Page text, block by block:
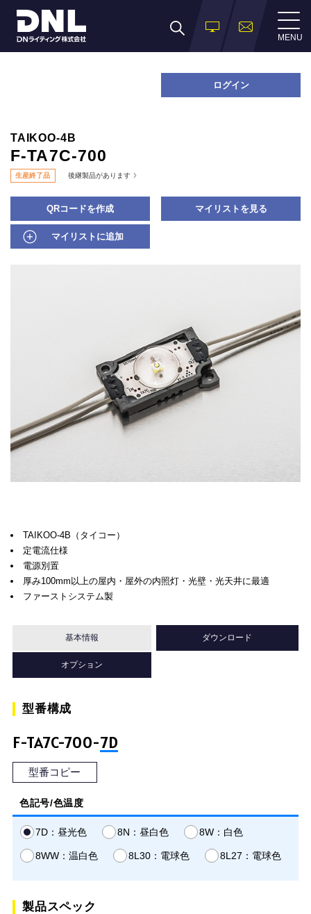
MENU
ログイン
TAIKOO-4B
F-TA7C-700
生産終了品 後継製品があります
QRコードを作成 マイリストを見る
マイリストに追加
TAIKOO-4B（タイコー）
定電流仕様
電源別置
厚み100mm以上の屋内・屋外の内照灯・光壁・光天井に最適
ファーストシステム製
基本情報 ダウンロード
オプション
型番構成
F-TA7C-700-7D
型番コピー
色記号/色温度
7D：昼光色 8N：昼白色 8W：白色
8WW：温白色 8L30：電球色 8L27：電球色
製品スペック